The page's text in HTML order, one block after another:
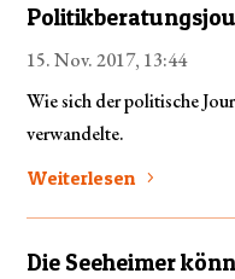
15. Nov. 2017, 13:44
Wie sich der politische
verwandelte.
Weiterlesen
Die Seeheimer